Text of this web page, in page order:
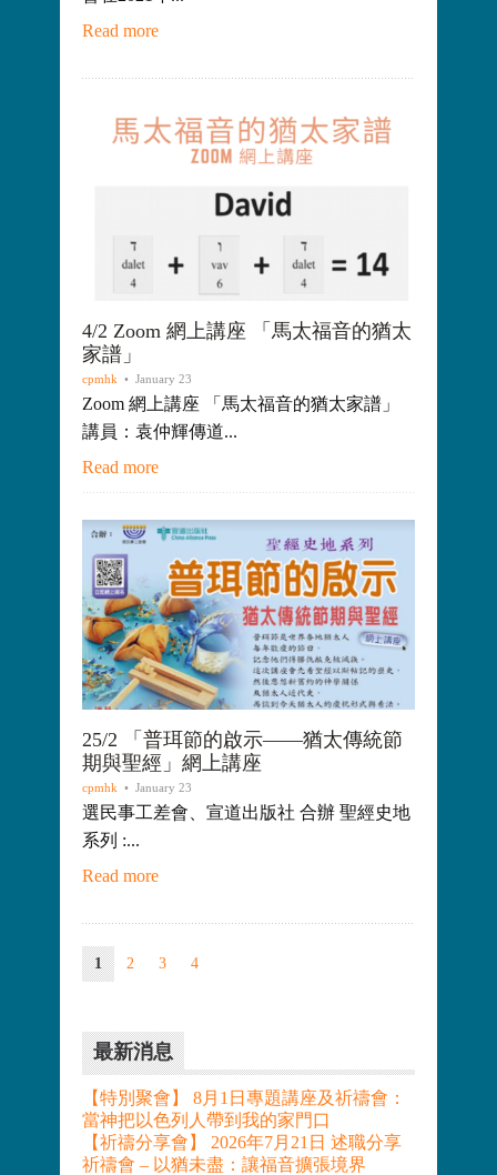
Read more
4/2 Zoom 網上講座 「馬太福音的猶太
家譜」
cpmhk • January 23
Zoom 網上講座 「馬太福音的猶太家譜」
講員：袁仲輝傳道...
Read more
25/2 「普珥節的啟示——猶太傳統節
期與聖經」網上講座
cpmhk • January 23
選民事工差會、宣道出版社 合辦 聖經史地
系列 :...
Read more
1 2 3 4
最新消息
【特別聚會】 8月1日專題講座及祈禱會：
當神把以色列人帶到我的家門口
【祈禱分享會】 2026年7月21日 述職分享
祈禱會 – 以猶未盡：讓福音擴張境界